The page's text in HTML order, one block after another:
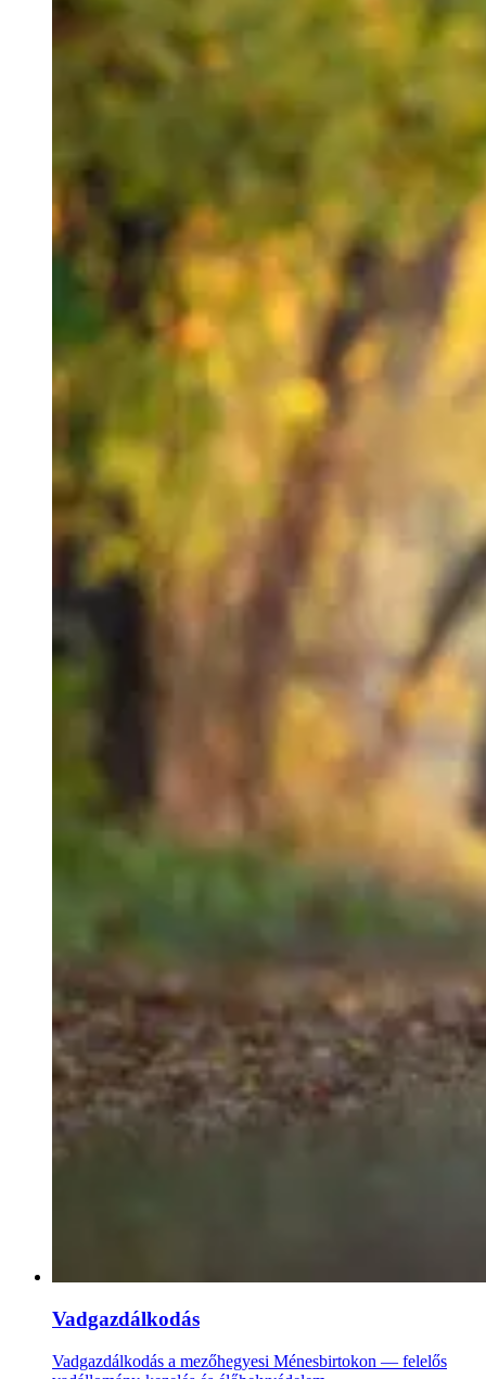
Vadgazdálkodás
Vadgazdálkodás a mezőhegyesi Ménesbirtokon — felelős